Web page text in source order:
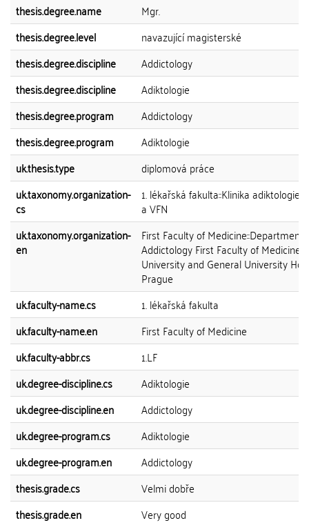
thesis.degree.name
Mgr.
thesis.degree.level
navazující magisterské
thesis.degree.discipline
Addictology
thesis.degree.discipline
Adiktologie
thesis.degree.program
Addictology
thesis.degree.program
Adiktologie
uk.thesis.type
diplomová práce
uk.taxonomy.organization-
cs
1. lékařská fakulta::Klinika adiktologie
a VFN
uk.taxonomy.organization-
en
First Faculty of Medicine::Department
Addictology First Faculty of Medicine
University and General University
Prague
uk.faculty-name.cs
1. lékařská fakulta
uk.faculty-name.en
First Faculty of Medicine
uk.faculty-abbr.cs
1.LF
uk.degree-discipline.cs
Adiktologie
uk.degree-discipline.en
Addictology
uk.degree-program.cs
Adiktologie
uk.degree-program.en
Addictology
thesis.grade.cs
Velmi dobře
thesis.grade.en
Very good